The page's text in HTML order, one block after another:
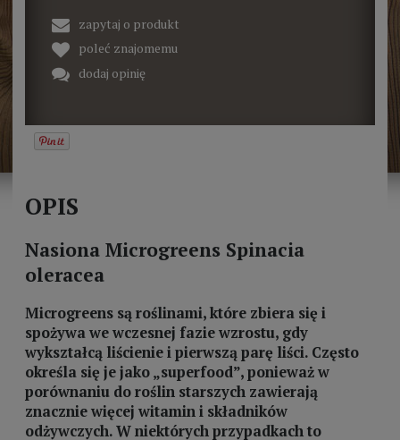
zapytaj o produkt
poleć znajomemu
dodaj opinię
OPIS
Nasiona Microgreens Spinacia
oleracea
Microgreens są roślinami, które zbiera się i
spożywa we wczesnej fazie wzrostu, gdy
wykształcą liścienie i pierwszą parę liści. Często
określa się je jako „superfood”, ponieważ w
porównaniu do roślin starszych zawierają
znacznie więcej witamin i składników
odżywczych. W niektórych przypadkach to